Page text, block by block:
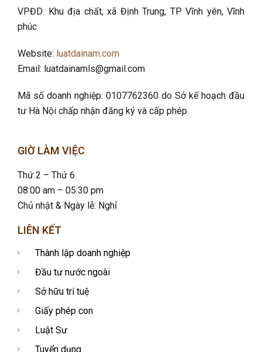
VPĐD: Khu địa chất, xã Định Trung, TP Vĩnh yên, Vĩnh
phúc
Website: luatdainam.com
Email: luatdainamls@gmail.com
Mã số doanh nghiệp: 0107762360 do Sở kế hoạch đầu
tư Hà Nội chấp nhận đăng ký và cấp phép.
GIỜ LÀM VIỆC
Thứ 2 – Thứ 6
08:00 am – 05:30 pm
Chủ nhật & Ngày lễ: Nghỉ
LIÊN KẾT
Thành lập doanh nghiệp
Đầu tư nước ngoài
Sở hữu trí tuệ
Giấy phép con
Luật Sư
Tuyển dụng